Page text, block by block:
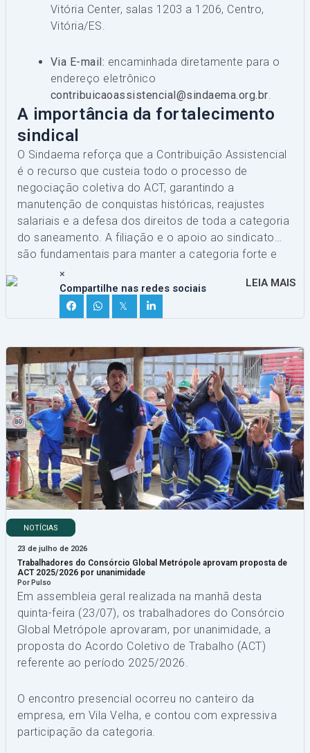
Vitória Center, salas 1203 a 1206, Centro,
Vitória/ES.
Via E-mail: encaminhada diretamente para o
endereço eletrônico
contribuicaoassistencial@sindaema.org.br
A importância da fortalecimento
sindical
O Sindaema reforça que a Contribuição Assistencial
é o recurso que custeia todo o processo de
negociação coletiva do ACT, garantindo a
manutenção de conquistas históricas, reajustes
salariais e a defesa dos direitos de toda a categoria
do saneamento. A filiação e o apoio ao sindicato
são fundamentais para manter a categoria forte e
representativa.
×
Compartilhe nas redes sociais
𝕏
LEIA MAIS
NOTÍCIAS
23 de julho de 2026
Trabalhadores do Consórcio Global Metrópole aprovam proposta de
ACT 2025/2026 por unanimidade
Por Pulso
Em assembleia geral realizada na manhã desta
quinta-feira (23/07), os trabalhadores do Consórcio
Global Metrópole aprovaram, por unanimidade, a
proposta do Acordo Coletivo de Trabalho (ACT)
referente ao período 2025/2026.
O encontro presencial ocorreu no canteiro da
empresa, em Vila Velha, e contou com expressiva
participação da categoria.